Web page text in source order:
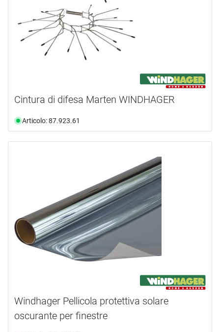
Cintura di difesa Marten WINDHAGER
Articolo: 87.923.61
Windhager Pellicola protettiva solare
oscurante per finestre